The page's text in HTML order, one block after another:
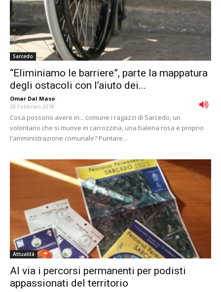
Sarcedo
“Eliminiamo le barriere”, parte la mappatura
degli ostacoli con l’aiuto dei...
Omar Dal Maso -
28 Febbraio 2018
Cosa possono avere in... comune i ragazzi di Sarcedo, un
volontario che si muove in carrozzina, una balena rosa e proprio
l'amministrazione comunale? Puntare...
Attualità
Al via i percorsi permanenti per podisti
appassionati del territorio